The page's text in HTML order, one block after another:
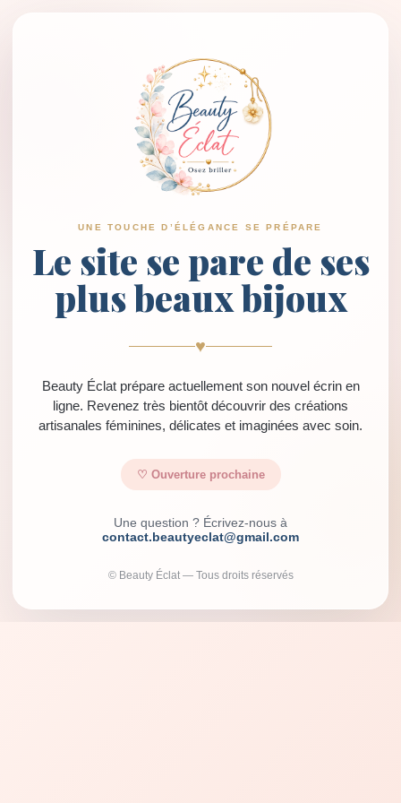
UNE TOUCHE D’ÉLÉGANCE SE PRÉPARE
Le site se pare de ses
plus beaux bijoux
♥
Beauty Éclat prépare actuellement son nouvel écrin en
ligne. Revenez très bientôt découvrir des créations
artisanales féminines, délicates et imaginées avec soin.
♡ Ouverture prochaine
Une question ? Écrivez-nous à
contact.beautyeclat@gmail.com
© Beauty Éclat — Tous droits réservés